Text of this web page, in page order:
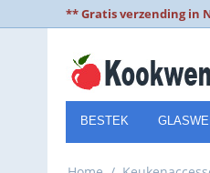
** Gratis verzending in
BESTEK